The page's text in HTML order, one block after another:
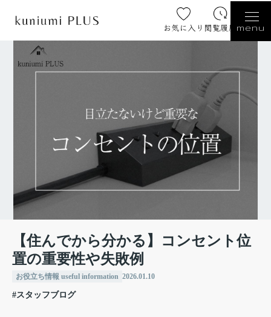
お気に入り 閲覧履歴 menu
【住んでから分かる】コンセント位
置の重要性や失敗例
お役立ち情報 useful information 2026.01.10
#スタッフブログ